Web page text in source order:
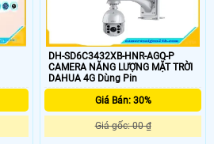
DH-SD6C3432XB-HNR-AGQ-P
CAMERA NĂNG LƯỢNG MẶT TRỜI
DAHUA 4G Dùng Pin
Giá Bán: 30%
Giá gốc: 00 ₫